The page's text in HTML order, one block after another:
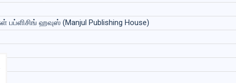
பப்ளிசிங் ஹவுஸ் (Manjul Publishing House)